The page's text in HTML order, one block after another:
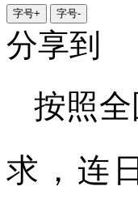
字号+ 字号-
分享到
按照
求，连